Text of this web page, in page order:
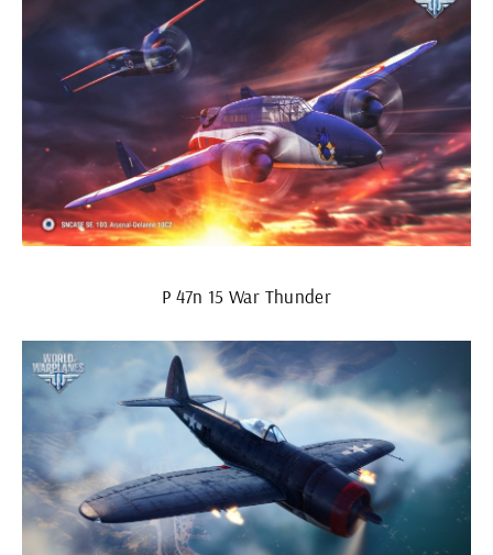
P 47n 15 War Thunder